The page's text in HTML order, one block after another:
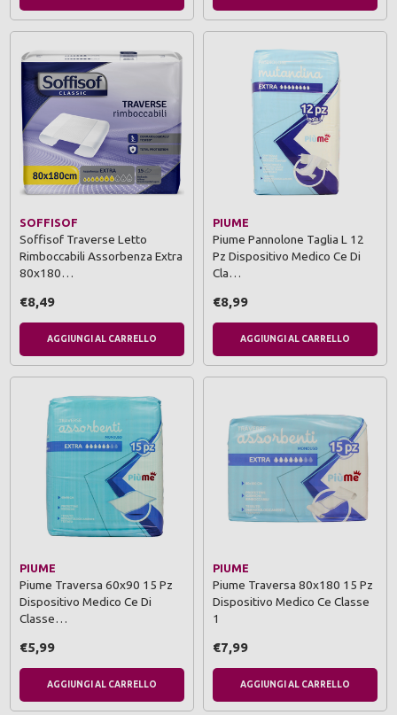
SOFFISOF
Soffisof Traverse Letto
Rimboccabili Assorbenza Extra
80x180…
€8,49
AGGIUNGI AL CARRELLO
PIUME
Piume Pannolone Taglia L 12
Pz Dispositivo Medico Ce Di
Cla…
€8,99
AGGIUNGI AL CARRELLO
PIUME
Piume Traversa 60x90 15 Pz
Dispositivo Medico Ce Di
Classe…
€5,99
AGGIUNGI AL CARRELLO
PIUME
Piume Traversa 80x180 15 Pz
Dispositivo Medico Ce Classe
1
€7,99
AGGIUNGI AL CARRELLO